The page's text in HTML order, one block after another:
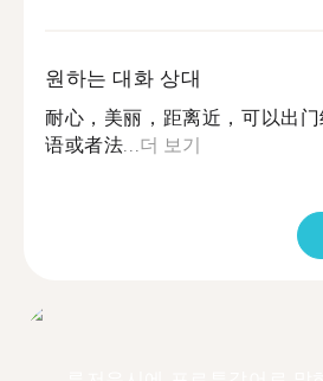
원하는 대화 상대
耐心，美丽，距离近，可以出
语或者法...더 보기